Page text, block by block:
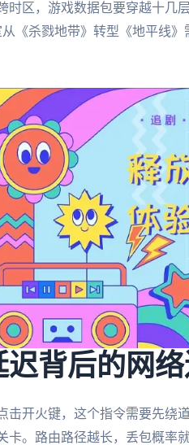
时区，游戏数据包要穿越十几
从《杀戮地带》转型《地平线
迟背后的网
击开火键，这个指令需要先绕
卡。路由路径越长，丢包概率